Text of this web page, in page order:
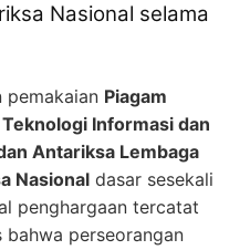
Nasional selama
pemakaian Piagam
Informasi dan
Antariksa Lembaga
Nasional dasar sesekali
penghargaan tercatat
bahwa perseorangan